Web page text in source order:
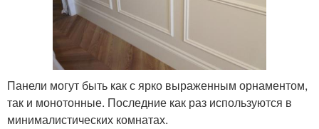
Панели могут быть как с ярко выраженным орнаментом,
так и монотонные. Последние как раз используются в
минималистических комнатах.